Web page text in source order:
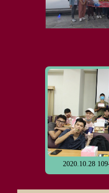
2020.10.28